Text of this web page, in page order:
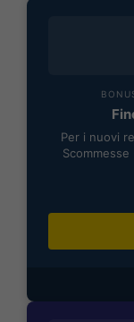
Per i nuovi